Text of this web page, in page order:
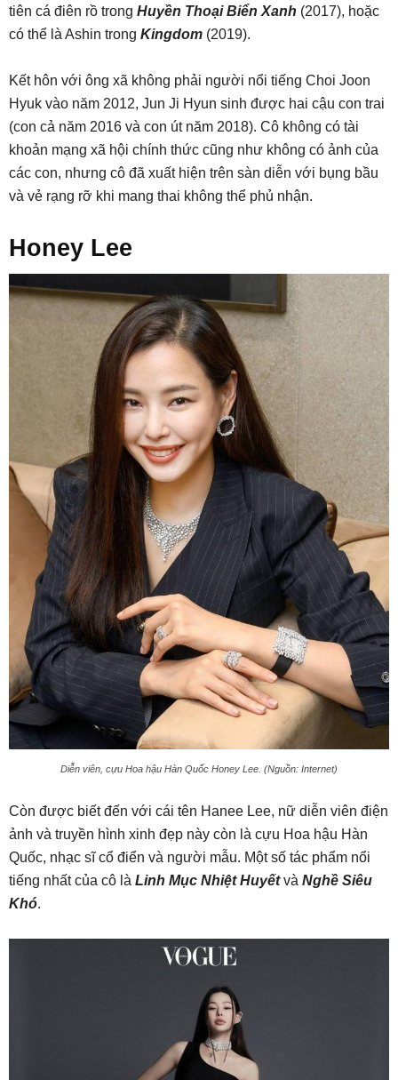
tiên cá điên rồ trong Huyền Thoại Biển Xanh (2017), hoặc
có thể là Ashin trong Kingdom (2019).
Kết hôn với ông xã không phải người nổi tiếng Choi Joon
Hyuk vào năm 2012, Jun Ji Hyun sinh được hai cậu con trai
(con cả năm 2016 và con út năm 2018). Cô không có tài
khoản mạng xã hội chính thức cũng như không có ảnh của
các con, nhưng cô đã xuất hiện trên sàn diễn với bụng bầu
và vẻ rạng rỡ khi mang thai không thể phủ nhận.
Honey Lee
Diễn viên, cựu Hoa hậu Hàn Quốc Honey Lee. (Nguồn: Internet)
Còn được biết đến với cái tên Hanee Lee, nữ diễn viên điện
ảnh và truyền hình xinh đẹp này còn là cựu Hoa hậu Hàn
Quốc, nhạc sĩ cổ điển và người mẫu. Một số tác phẩm nổi
tiếng nhất của cô là Linh Mục Nhiệt Huyếtvà Nghề Siêu
Khó.